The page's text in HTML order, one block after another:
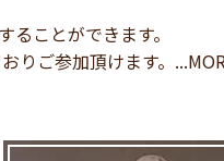
ることができます。
りご参加頂けます。